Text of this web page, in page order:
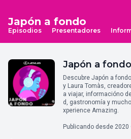
Japón a fondo
Episodios Presentadores
Japón a fondo
Descubre Japón a
y Laura Tomàs,
a viajar, informacióno
d, gastronomía y
xperience Amazing.
Publicando desde 2020